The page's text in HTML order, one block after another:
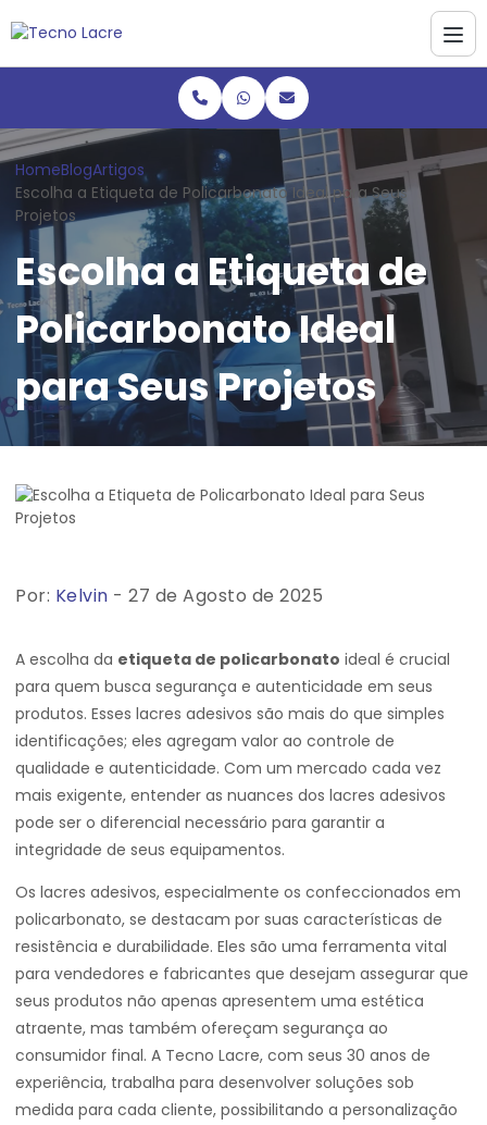
HomeBlogArtigos
Escolha a Etiqueta de Policarbonato Ideal para Seus
Projetos
Escolha a Etiqueta de
Policarbonato Ideal
para Seus Projetos
Por: Kelvin - 27 de Agosto de 2025
A escolha da etiqueta de policarbonato ideal é crucial
para quem busca segurança e autenticidade em seus
produtos. Esses lacres adesivos são mais do que simples
identificações; eles agregam valor ao controle de
qualidade e autenticidade. Com um mercado cada vez
mais exigente, entender as nuances dos lacres adesivos
pode ser o diferencial necessário para garantir a
integridade de seus equipamentos.
Os lacres adesivos, especialmente os confeccionados em
policarbonato, se destacam por suas características de
resistência e durabilidade. Eles são uma ferramenta vital
para vendedores e fabricantes que desejam assegurar que
seus produtos não apenas apresentem uma estética
atraente, mas também ofereçam segurança ao
consumidor final. A Tecno Lacre, com seus 30 anos de
experiência, trabalha para desenvolver soluções sob
medida para cada cliente, possibilitando a personalização